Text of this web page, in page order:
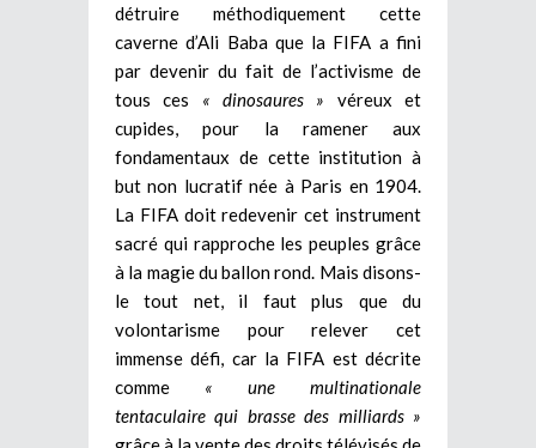
détruire méthodiquement cette
caverne d’Ali Baba que la FIFA a fini
par devenir du fait de l’activisme de
tous ces « dinosaures » véreux et
cupides, pour la ramener aux
fondamentaux de cette institution à
but non lucratif née à Paris en 1904.
La FIFA doit redevenir cet instrument
sacré qui rapproche les peuples grâce
à la magie du ballon rond. Mais disons-
le tout net, il faut plus que du
volontarisme pour relever cet
immense défi, car la FIFA est décrite
comme « une multinationale
tentaculaire qui brasse des milliards »